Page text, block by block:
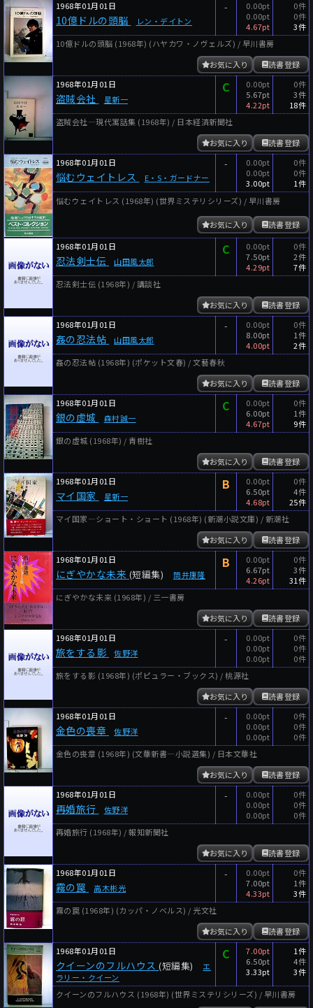
1968年01月01日
10億ドルの頭脳 レン・デイトン
-
0.00pt
0.00pt
4.67pt
0件
0件
3件
10億ドルの頭脳 (1968年) (ハヤカワ・ノヴェルズ) / 早川書房
読書登録
お気に入り
1968年01月01日
盗賊会社 星新一
C
0.00pt
5.67pt
4.22pt
0件
3件
18件
盗賊会社―現代寓話集 (1968年) / 日本経済新聞社
読書登録
お気に入り
1968年01月01日
悩むウェイトレス E・S・ガードナー
-
0.00pt
0.00pt
3.00pt
0件
0件
1件
悩むウェイトレス (1968年) (世界ミステリシリーズ) / 早川書房
読書登録
お気に入り
1968年01月01日
忍法剣士伝 山田風太郎
C
0.00pt
7.50pt
4.29pt
0件
2件
7件
忍法剣士伝 (1968年) / 講談社
読書登録
お気に入り
1968年01月01日
姦の忍法帖 山田風太郎
-
0.00pt
8.00pt
4.00pt
0件
1件
2件
姦の忍法帖 (1968年) (ポケット文春) / 文藝春秋
読書登録
お気に入り
1968年01月01日
銀の虚城 森村誠一
C
0.00pt
6.00pt
4.67pt
0件
1件
9件
銀の虚城 (1968年) / 青樹社
読書登録
お気に入り
1968年01月01日
マイ国家 星新一
B
0.00pt
6.50pt
4.68pt
0件
4件
25件
マイ国家―ショート・ショート (1968年) (新潮小説文庫) / 新潮社
読書登録
お気に入り
1968年01月01日
にぎやかな未来 (短編集) 筒井康隆
B
0.00pt
6.67pt
4.26pt
0件
3件
31件
にぎやかな未来 (1968年) / 三一書房
読書登録
お気に入り
1968年01月01日
旅をする影 佐野洋
-
0.00pt
0.00pt
0.00pt
0件
0件
0件
旅をする影 (1968年) (ポピュラー・ブックス) / 桃源社
読書登録
お気に入り
1968年01月01日
金色の喪章 佐野洋
-
0.00pt
0.00pt
0.00pt
0件
0件
0件
金色の喪章 (1968年) (文華新書―小説選集) / 日本文華社
読書登録
お気に入り
1968年01月01日
再婚旅行 佐野洋
-
0.00pt
0.00pt
0.00pt
0件
0件
0件
再婚旅行 (1968年) / 報知新聞社
読書登録
お気に入り
1968年01月01日
霧の罠 高木彬光
-
0.00pt
7.00pt
4.33pt
0件
1件
3件
霧の罠 (1968年) (カッパ・ノベルス) / 光文社
読書登録
お気に入り
1968年01月01日
クイーンのフルハウス (短編集)
エ
ラリー・クイーン
C
7.00pt
6.50pt
3.33pt
1件
4件
3件
クイーンのフルハウス (1968年) (世界ミステリシリーズ) / 早川書房